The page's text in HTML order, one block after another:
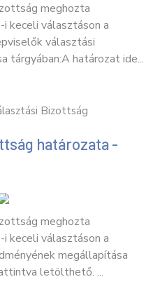
meghozta
keceli választáson a
választási
tárgyában:A határozat ide...
Bizottság
határozata -
meghozta
keceli választáson a
megállapítása
letölthető. ...